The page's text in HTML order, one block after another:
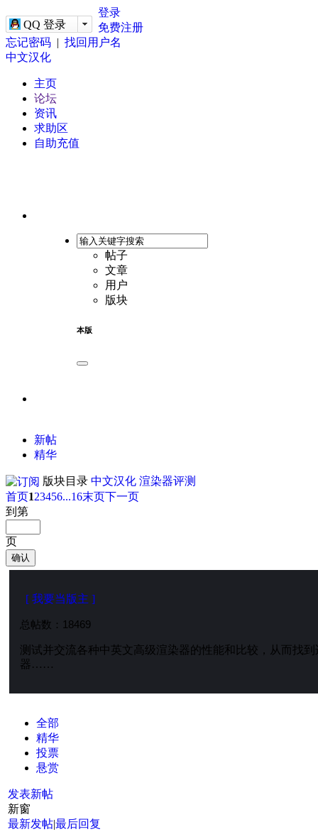
QQ 登录
登录
免费注册
忘记密码 | 找回用户名
中文汉化
主页
论坛
资讯
求助区
自助充值
帖子
文章
用户
版块
本版
新帖
精华
版块目录 中文汉化 渲染器评测
首页123456...16末页下一页
到第
页
确认
[ 我要当版主 ]
总帖数： 18469
测试并交流各种中英文高级渲染器的性能和比较，从而找
器……
全部
精华
投票
悬赏
发表新帖
新窗
最新发帖|最后回复